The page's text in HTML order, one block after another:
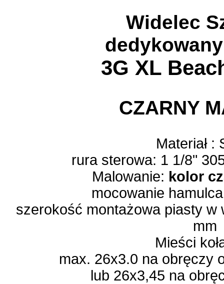
Widelec
3G XL
CZARNY
Materiał :
rura sterowa: 1 1/8"
Malowanie: kolor
mocowanie
szerokość montażowa piasty w
mm
Mieści
max. 26x3.0 na obręczy
lub 26x3,45 na